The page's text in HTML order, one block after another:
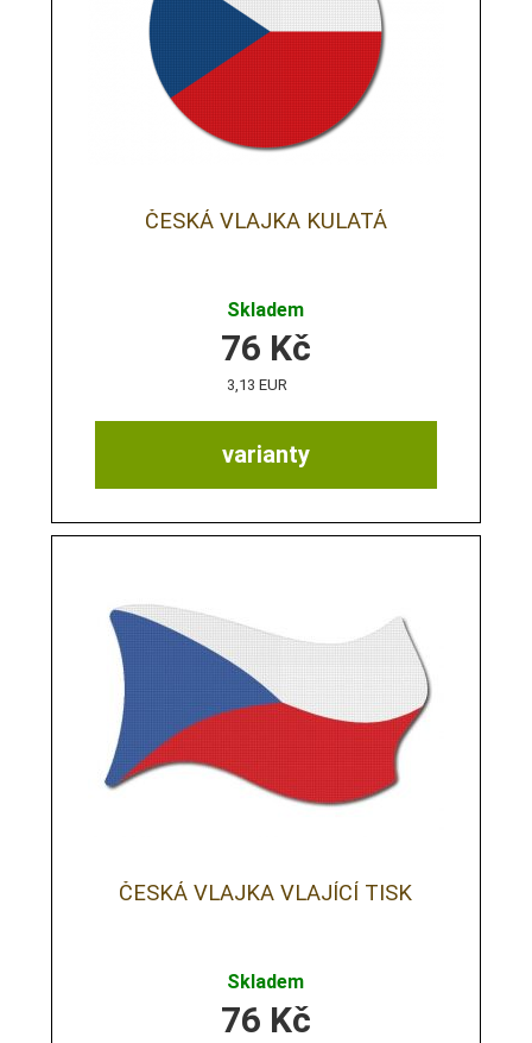
ČESKÁ VLAJKA KULATÁ
Skladem
varianty
76 Kč
3,13 EUR
ČESKÁ VLAJKA VLAJÍCÍ TISK
Skladem
76 Kč